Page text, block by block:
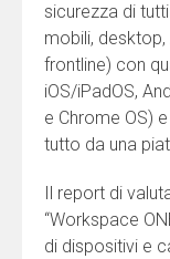
sicurezza di
mobili,
frontline) con
iOS/iPadOS,
e Chrome OS)
tutto da una
Il report di
“Workspace
di dispositivi e